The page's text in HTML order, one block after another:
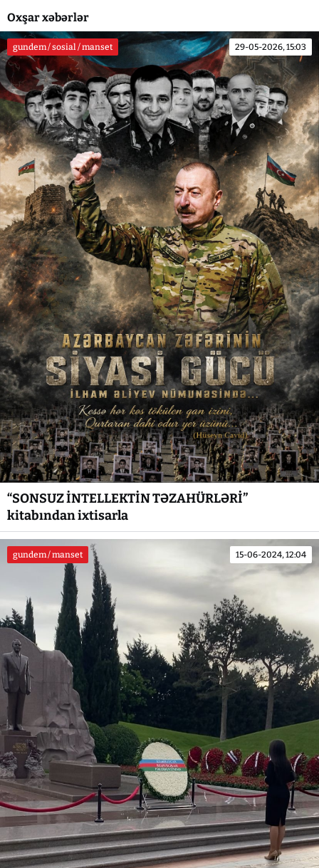
Oxşar xəbərlər
gundem / sosial / manset 29-05-2026, 15:03
“SONSUZ İNTELLEKTİN TƏZAHÜRLƏRİ”
kitabından ixtisarla
gundem / manset 15-06-2024, 12:04